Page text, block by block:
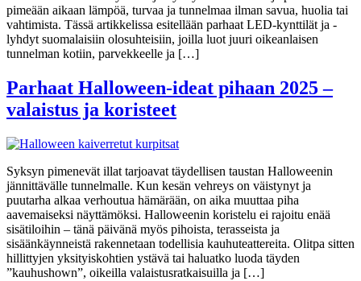
pimeään aikaan lämpöä, turvaa ja tunnelmaa ilman savua, huolia tai
vahtimista. Tässä artikkelissa esitellään parhaat LED-kynttilät ja -
lyhdyt suomalaisiin olosuhteisiin, joilla luot juuri oikeanlaisen
tunnelman kotiin, parvekkeelle ja […]
Parhaat Halloween-ideat pihaan 2025 –
valaistus ja koristeet
Syksyn pimenevät illat tarjoavat täydellisen taustan Halloweenin
jännittävälle tunnelmalle. Kun kesän vehreys on väistynyt ja
puutarha alkaa verhoutua hämärään, on aika muuttaa piha
aavemaiseksi näyttämöksi. Halloweenin koristelu ei rajoitu enää
sisätiloihin – tänä päivänä myös pihoista, terasseista ja
sisäänkäynneistä rakennetaan todellisia kauhuteattereita. Olitpa sitten
hillittyjen yksityiskohtien ystävä tai haluatko luoda täyden
”kauhushown”, oikeilla valaistusratkaisuilla ja […]